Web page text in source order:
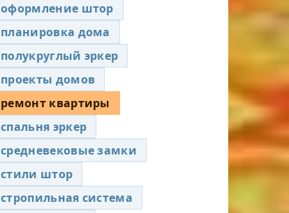
оформление штор
планировка дома
полукруглый эркер
проекты домов
ремонт квартиры
спальня эркер
средневековые замки
стили штор
стропильная система